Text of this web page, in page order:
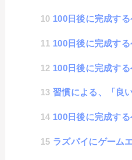
100日後に完成するゲームシステム
100日後に完成するゲームシステム
100日後に完成するゲームシステム
習慣による、「良い蓄
100日後に完成するゲームシ
ラズパイにゲームエミュ